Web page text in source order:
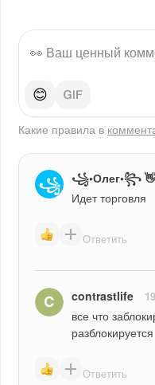
😊
Какие правила в
꧁ ꧁•Олег•꧂
Идет торговля
Ответить
contrastlife
все что
разблокируется
Ответить